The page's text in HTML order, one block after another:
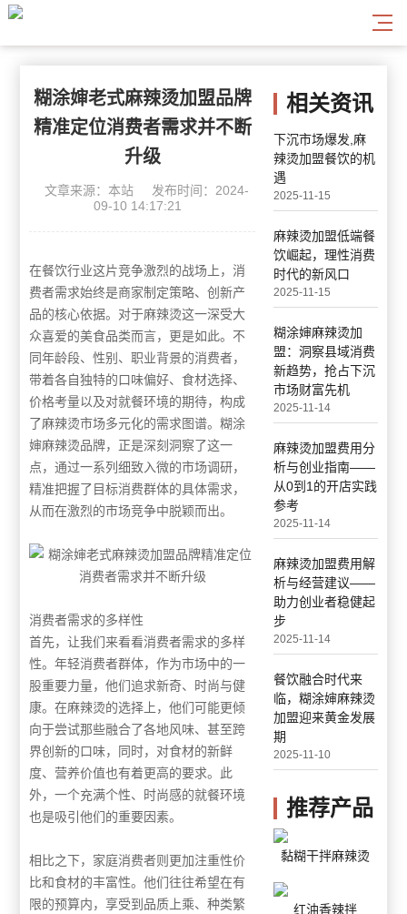
糊涂婶老式麻辣烫加盟品牌
精准定位消费者需求并不断
升级
文章来源：本站
发布时间：2024-
09-10 14:17:21
在餐饮行业这片竞争激烈的战场上，消
费者需求始终是商家制定策略、创新产
品的核心依据。对于麻辣烫这一深受大
众喜爱的美食品类而言，更是如此。不
同年龄段、性别、职业背景的消费者，
带着各自独特的口味偏好、食材选择、
价格考量以及对就餐环境的期待，构成
了麻辣烫市场多元化的需求图谱。糊涂
婶麻辣烫品牌，正是深刻洞察了这一
点，通过一系列细致入微的市场调研，
精准把握了目标消费群体的具体需求，
从而在激烈的市场竞争中脱颖而出。
消费者需求的多样性
首先，让我们来看看消费者需求的多样
性。年轻消费者群体，作为市场中的一
股重要力量，他们追求新奇、时尚与健
康。在麻辣烫的选择上，他们可能更倾
向于尝试那些融合了各地风味、甚至跨
界创新的口味，同时，对食材的新鲜
度、营养价值也有着更高的要求。此
外，一个充满个性、时尚感的就餐环境
也是吸引他们的重要因素。
相比之下，家庭消费者则更加注重性价
比和食材的丰富性。他们往往希望在有
限的预算内，享受到品质上乘、种类繁
相关资讯
下沉市场爆发,麻
辣烫加盟餐饮的机
遇
2025-11-15
麻辣烫加盟低端餐
饮崛起，理性消费
时代的新风口
2025-11-15
糊涂婶麻辣烫加
盟：洞察县域消费
新趋势，抢占下沉
市场财富先机
2025-11-14
麻辣烫加盟费用分
析与创业指南——
从0到1的开店实践
参考
2025-11-14
麻辣烫加盟费用解
析与经营建议——
助力创业者稳健起
步
2025-11-14
餐饮融合时代来
临，糊涂婶麻辣烫
加盟迎来黄金发展
期
2025-11-10
推荐产品
黏糊干拌麻辣烫
红油香辣拌